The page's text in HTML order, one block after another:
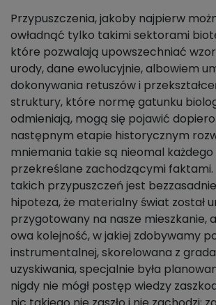
Przypuszczenia, jakoby najpierw
owładnąć tylko takimi sektorami
które pozwalają upowszechniać
urody, dane ewolucyjnie, albowiem
dokonywania retuszów i
struktury, które normę gatunku
odmieniają, mogą się pojawić
następnym etapie historycznym
mniemania takie są nieomal każdego
przekreślane zachodzącymi
takich przypuszczeń jest
hipoteza, że materialny świat został
przygotowany na nasze mieszkanie,
owa kolejność, w jakiej zdobywamy
instrumentalnej, skorelowana z
uzyskiwania, specjalnie była
nigdy nie mógł postęp wiedzy